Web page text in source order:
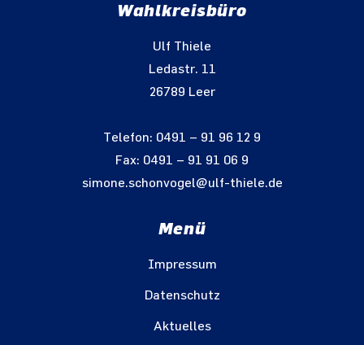
Wahlkreisbüro
Ulf Thiele
Ledastr. 11
26789 Leer
Telefon: 0491 – 91 96 12 9
Fax: 0491 – 91 91 06 9
simone.schonvogel@ulf-thiele.de
Menü
Impressum
Datenschutz
Aktuelles